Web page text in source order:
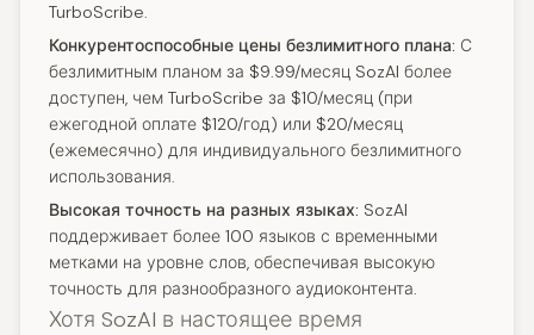
TurboScribe.
Конкурентоспособные цены безлимитного плана: С
безлимитным планом за $9.99/месяц SozAI более
доступен, чем TurboScribe за $10/месяц (при
ежегодной оплате $120/год) или $20/месяц
(ежемесячно) для индивидуального безлимитного
использования.
Высокая точность на разных языках: SozAI
поддерживает более 100 языков с временными
метками на уровне слов, обеспечивая высокую
точность для разнообразного аудиоконтента.
Хотя SozAI в настоящее время